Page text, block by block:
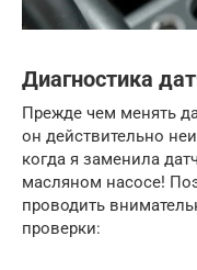
Диагностика
Прежде чем менять
он действительно
когда я заменила
масляном насосе!
проводить
проверки: